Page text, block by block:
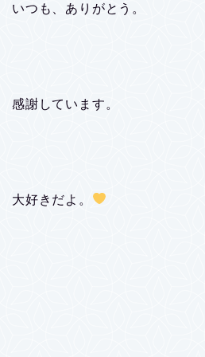
いつも、ありがとう。
感謝しています。
大好きだよ。